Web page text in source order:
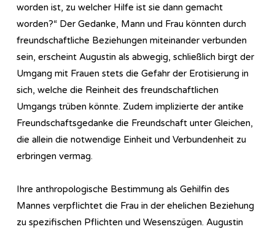
worden ist, zu welcher Hilfe ist sie dann gemacht
worden?“ Der Gedanke, Mann und Frau könnten durch
freundschaftliche Beziehungen miteinander verbunden
sein, erscheint Augustin als abwegig, schließlich birgt der
Umgang mit Frauen stets die Gefahr der Erotisierung in
sich, welche die Reinheit des freundschaftlichen
Umgangs trüben könnte. Zudem implizierte der antike
Freundschaftsgedanke die Freundschaft unter Gleichen,
die allein die notwendige Einheit und Verbundenheit zu
erbringen vermag.
Ihre anthropologische Bestimmung als Gehilfin des
Mannes verpflichtet die Frau in der ehelichen Beziehung
zu spezifischen Pflichten und Wesenszügen. Augustin